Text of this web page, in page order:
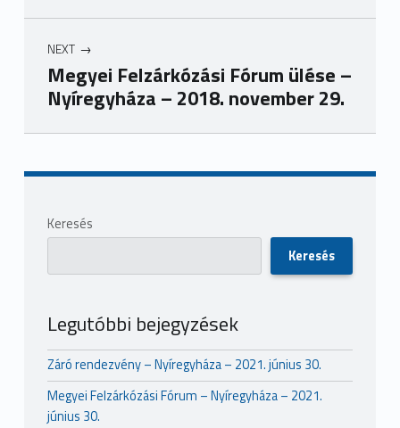
NEXT
Megyei Felzárkózási Fórum ülése –
Nyíregyháza – 2018. november 29.
Skip back to main navigation
Sidebar
Keresés
Keresés
Legutóbbi bejegyzések
Záró rendezvény – Nyíregyháza – 2021. június 30.
Megyei Felzárkózási Fórum – Nyíregyháza – 2021.
június 30.